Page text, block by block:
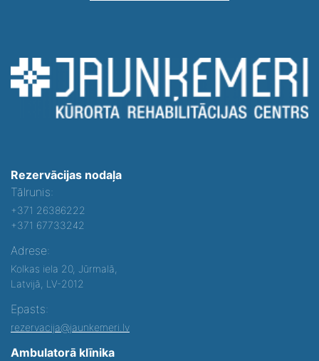
Rezervācijas nodaļa
Tālrunis:
+371 26386222
+371 67733242
Adrese:
Kolkas iela 20, Jūrmalā,
Latvijā, LV-2012
Epasts:
rezervacija@jaunkemeri.lv
Ambulatorā klīnika